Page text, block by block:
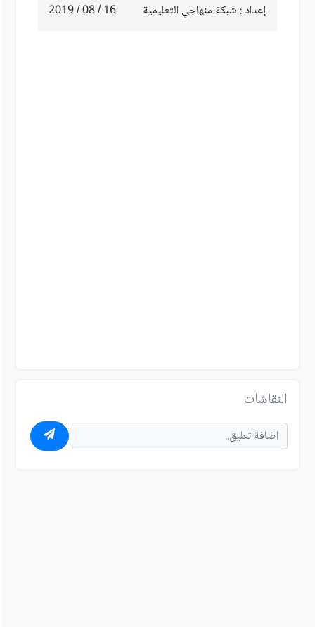
إعداد : شبكة منهاجي التعليمية 16 / 08 / 2019
النقاشات